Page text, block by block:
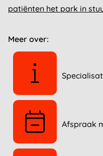
patiënten het park in
Meer over:
Afspraak